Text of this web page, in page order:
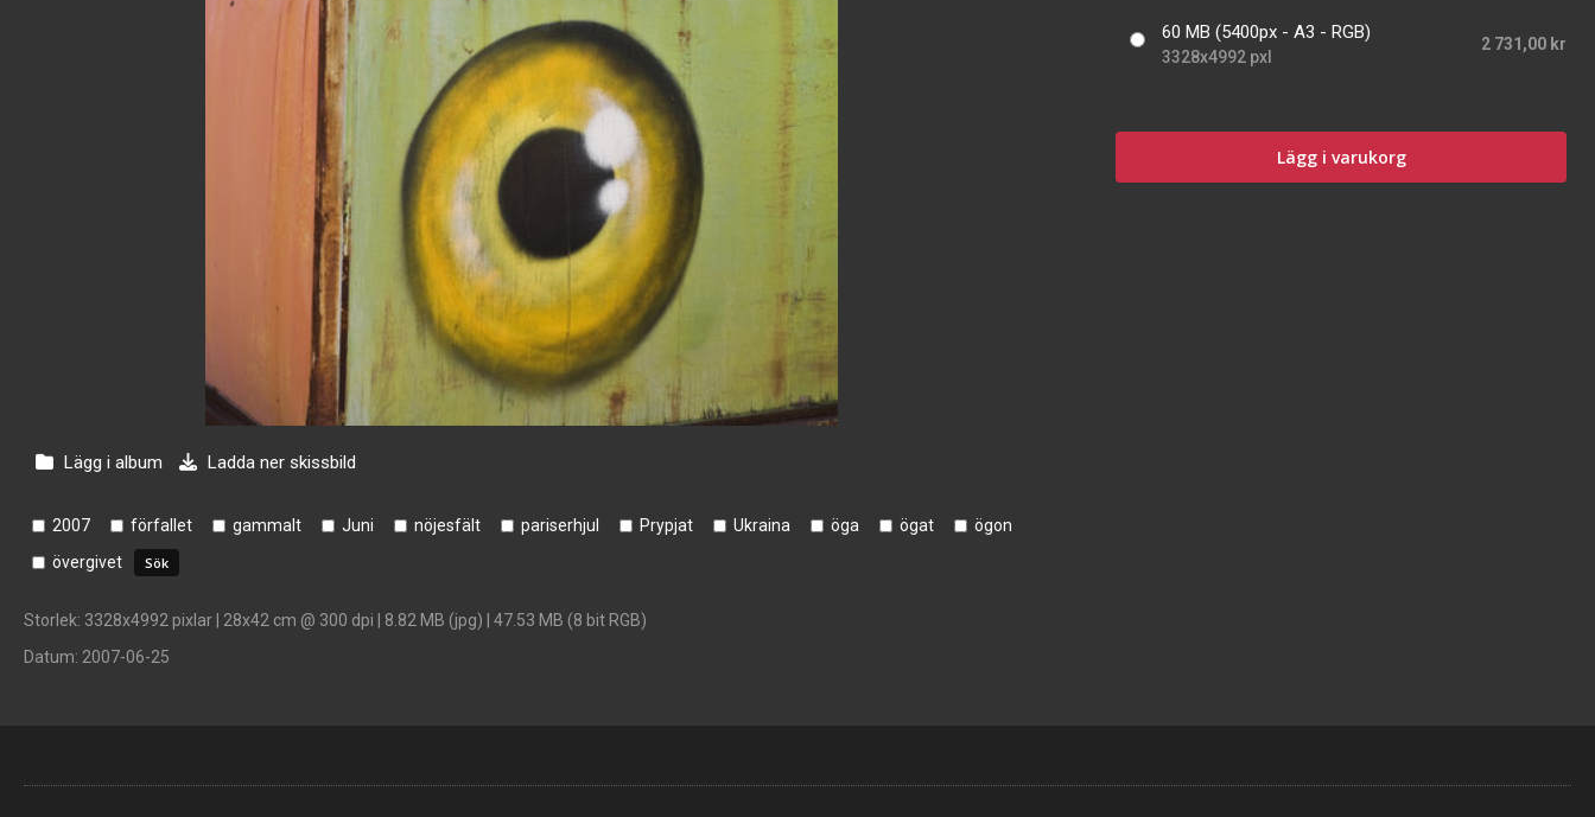
Lägg i album Ladda ner skissbild
2007 förfallet gammalt Juni nöjesfält pariserhjul Prypjat Ukraina öga ögat
ögon
övergivet
Storlek: 3328x4992 pixlar | 28x42 cm @ 300 dpi | 8.82 MB (jpg) | 47.53 MB (8 bit RGB)
Datum: 2007-06-25
60 MB (5400px - A3 - RGB)
3328x4992 pxl
2 731,00 kr
Lägg i varukorg